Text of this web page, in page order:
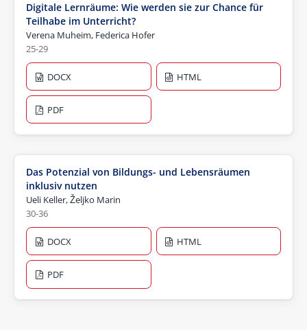
Digitale Lernräume: Wie werden sie zur Chance für
Teilhabe im Unterricht?
Verena Muheim, Federica Hofer
25-29
DOCX HTML
PDF
Das Potenzial von Bildungs- und Lebensräumen
inklusiv nutzen
Ueli Keller, Željko Marin
30-36
DOCX HTML
PDF